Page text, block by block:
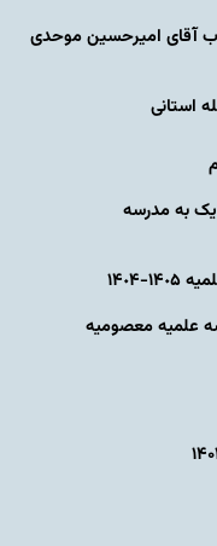
آقای امیرحسین موحدی
استانی
به مدرسه
علمیه معصومیه